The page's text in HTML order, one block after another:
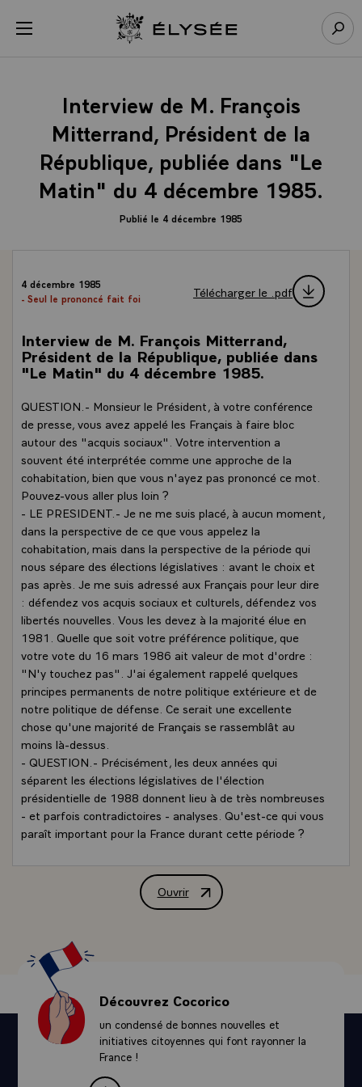
menu Retour à l’accueil Élysée
Interview de M. François
Mitterrand, Président de la
République, publiée dans "Le
Matin" du 4 décembre 1985.
Publié le 4 décembre 1985
4 décembre 1985
- Seul le prononcé fait foi
Télécharger le .pdf
Interview de M. François Mitterrand,
Président de la République, publiée dans
"Le Matin" du 4 décembre 1985.
QUESTION.- Monsieur le Président, à votre conférence
de presse, vous avez appelé les Français à faire bloc
autour des "acquis sociaux". Votre intervention a
souvent été interprétée comme une approche de la
cohabitation, bien que vous n'ayez pas prononcé ce mot.
Pouvez-vous aller plus loin ?
- LE PRESIDENT.- Je ne me suis placé, à aucun moment,
dans la perspective de ce que vous appelez la
cohabitation, mais dans la perspective de la période qui
nous sépare des élections législatives : avant le choix et
pas après. Je me suis adressé aux Français pour leur dire
: défendez vos acquis sociaux et culturels, défendez vos
libertés nouvelles. Vous les devez à la majorité élue en
1981. Quelle que soit votre préférence politique, que
votre vote du 16 mars 1986 ait valeur de mot d'ordre :
"N'y touchez pas". J'ai également rappelé quelques
principes permanents de notre politique extérieure et de
notre politique de défense. Ce serait une excellente
chose qu'une majorité de Français se rassemblât au
moins là-dessus.
- QUESTION.- Précisément, les deux années qui
séparent les élections législatives de l'élection
présidentielle de 1988 donnent lieu à de très nombreuses
- et parfois contradictoires - analyses. Qu'est-ce qui vous
paraît important pour la France durant cette période ?
déclarent que, dans l'hypothèse d'une victoire de
l'opposition en mars 1986, le Président de la République
- LE PRESIDENT.- Mon hypothèse favorite est la victoire
de la majorité.\
QUESTION.- Les succès du courant d'extrême droite
inquiètent de nombreux Français. Certains craignent que
le nouveau régime électoral à la proportionnelle ne
favorise ce mouvement. Qu'en pensez-vous, monsieur le
Président, et estimez-vous qu'il y a un risque pour la
- LE PRESIDENT.- Je ne distingue pas facilement
Ouvrir
Interview de M. François Mitterrand,
Découvrez Cocorico
un condensé de bonnes nouvelles et
initiatives citoyennes qui font rayonner la
France !
Panneau de gestion des cookies